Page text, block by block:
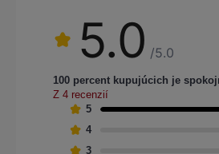
5.0 /5.0
100 percent kupujúcich je
Z 4 recenzií
5
4
3